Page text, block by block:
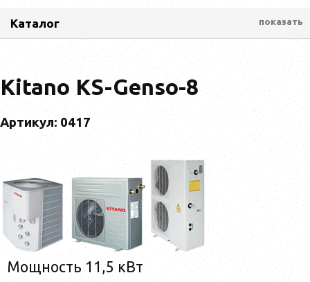
Каталог показать
Kitano KS-Genso-8
Артикул: 0417
Мощность 11,5 кВт